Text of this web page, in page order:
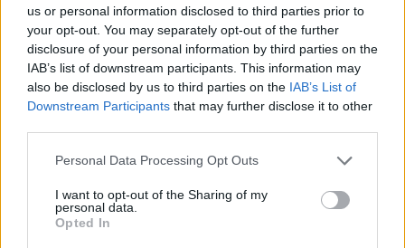
us or personal information disclosed to third parties prior to
your opt-out. You may separately opt-out of the further
disclosure of your personal information by third parties on the
IAB’s list of downstream participants. This information may
also be disclosed by us to third parties on the IAB’s List of
Downstream Participants that may further disclose it to other
Personal Data Processing Opt Outs
I want to opt-out of the Sharing of my
personal data.
Opted In
R
O
N
R
O
B
O
R
O
B
O R
O
C
O B
O
R C
O
C
R O